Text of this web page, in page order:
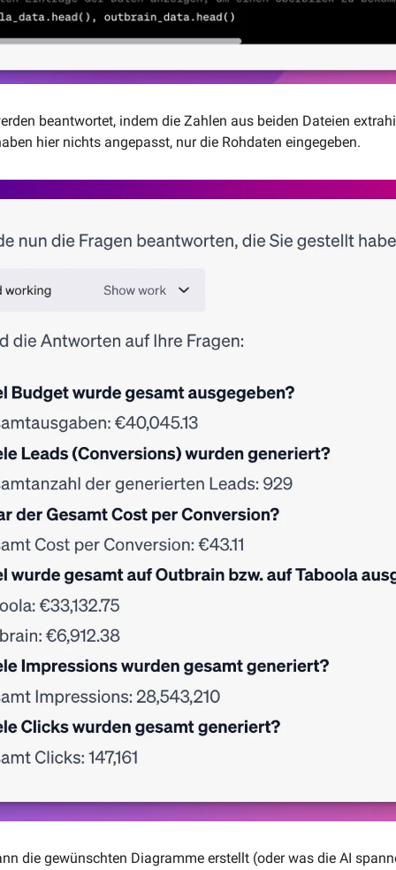
beantwortet, indem die Zahlen aus beiden Dateien
hier nichts angepasst, nur die Rohdaten eingegeben.
die gewünschten Diagramme erstellt (oder was die AI